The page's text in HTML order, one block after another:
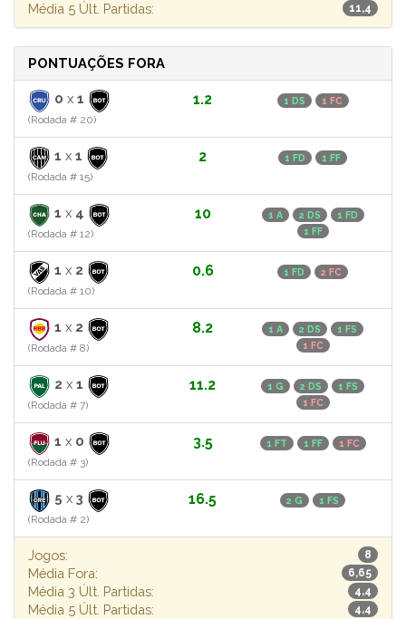
Média 5 Últ. Partidas: 11,4
PONTUAÇÕES FORA
0 x 1
(Rodada # 20)
1.2 1 DS 1 FC
1 x 1
(Rodada # 15)
2 1 FD 1 FF
1 x 4
(Rodada # 12)
10 1 A 2 DS
1 FD
1 FF
1 x 2
(Rodada # 10)
0.6 1 FD 2 FC
1 x 2
(Rodada # 8)
8.2 1 A 2 DS
1 FS
1 FC
2 x 1
(Rodada # 7)
11.2 1 G 2 DS
1 FS
1 FC
1 x 0
(Rodada # 3)
3.5 1 FT 1 FF 1 FC
5 x 3
(Rodada # 2)
16.5 2 G 1 FS
Jogos: 8
Média Fora: 6,65
Média 3 Últ. Partidas: 4,4
Média 5 Últ. Partidas: 4,4